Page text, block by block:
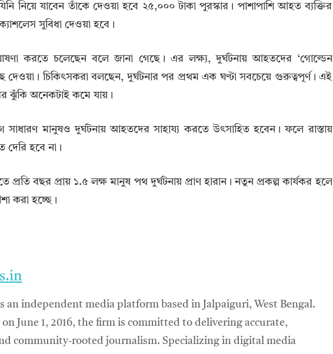
নিয়ে যাবেন তাঁকে দেওয়া হবে ২৫,০০০ টাকা পুরস্কার। পাশাপাশি আহত ব্যক্তির
সুবিধা দেওয়া হবে।
ঘোষণা করতে চলেছেন বলে জানা গেছে। এর লক্ষ্য, দুর্ঘটনায় আহতদের ‘গোল্ডেন
চিকিৎসকরা বলছেন, দুর্ঘটনার পর প্রথম এক ঘণ্টা সবচেয়ে গুরুত্বপূর্ণ। এই
ঝুঁকি অনেকটাই কমে যায়।
সাধারণ মানুষও দুর্ঘটনায় আহতদের সাহায্য করতে উৎসাহিত হবেন। ফলে রাস্তায়
দেরি হবে না।
প্রতি বছর প্রায় ১.৫ লক্ষ মানুষ পথ দুর্ঘটনায় প্রাণ হারান। নতুন প্রকল্প কার্যকর হলে
করা হচ্ছে।
an independent media platform based in Jalpaiguri, West Bengal.
on June 1, 2016, the firm is committed to delivering accurate,
community-rooted journalism. Specializing in digital media